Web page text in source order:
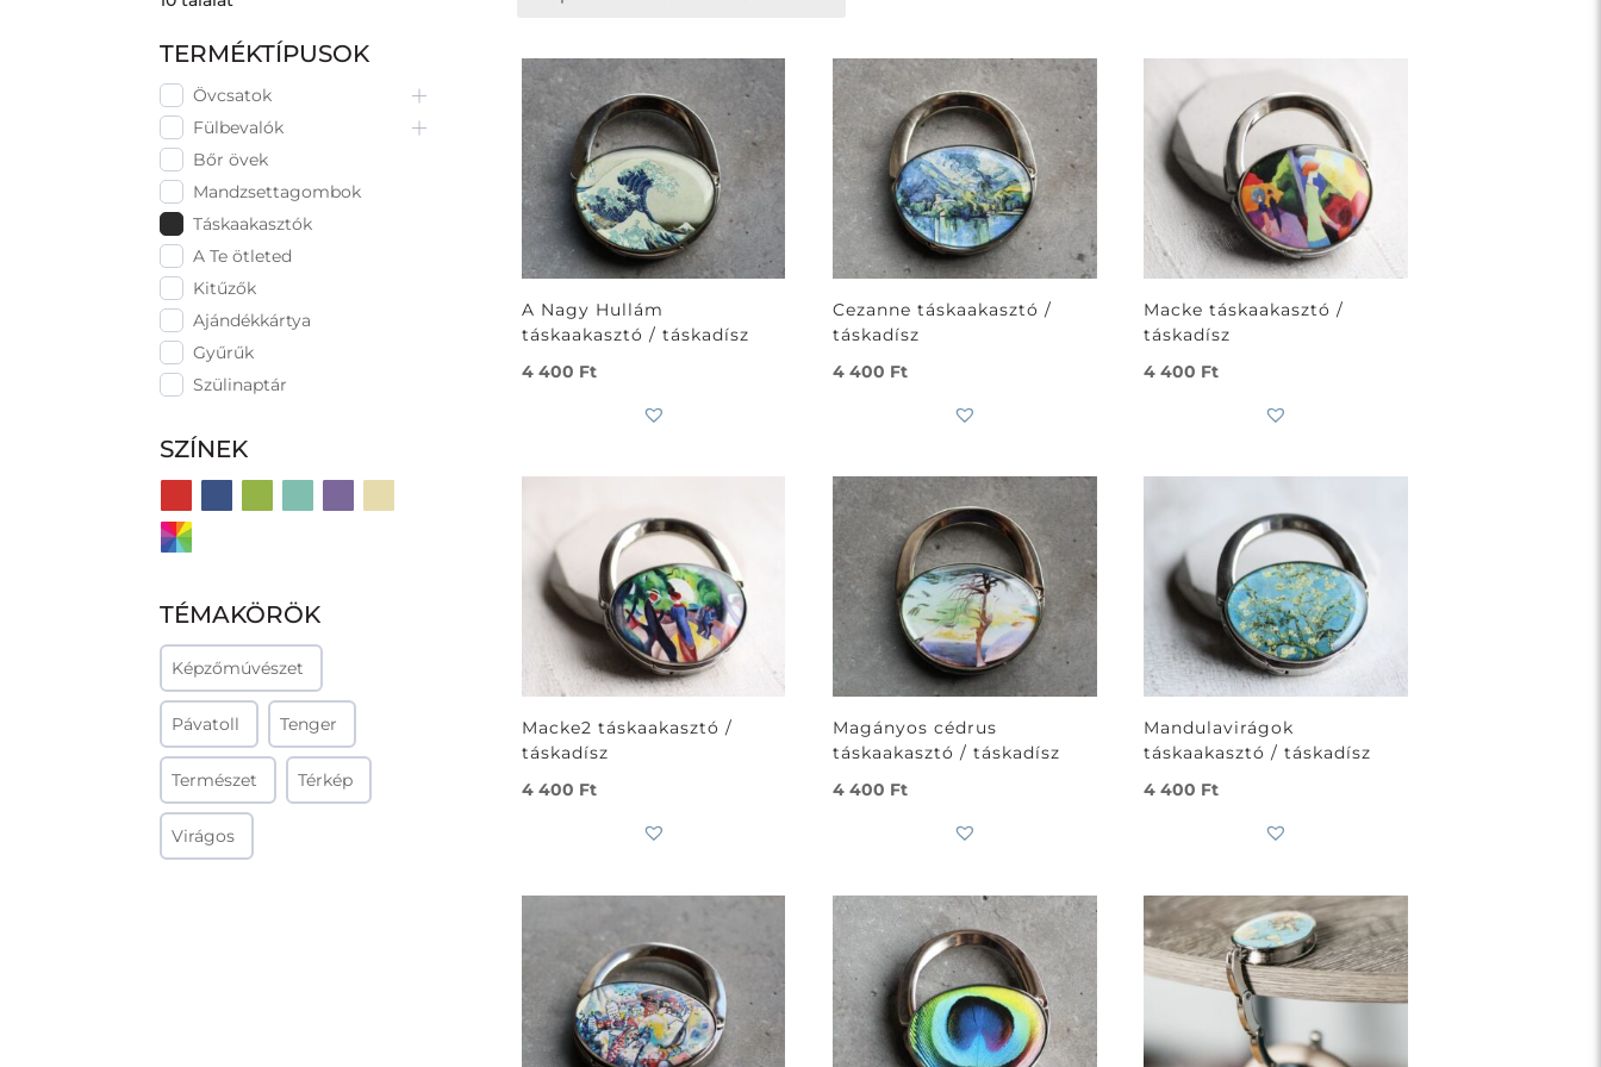
TERMÉKTÍPUSOK
Övcsatok
Fülbevalók
Bőr övek
Mandzsettagombok
Táskaakasztók
A Te ötleted
Kitűzők
Ajándékkártya
Gyűrűk
Szülinaptár
SZÍNEK
TÉMAKÖRÖK
Képzőmúvészet
Pávatoll Tenger
Természet Térkép
Virágos
A Nagy Hullám
táskaakasztó / táskadísz
4 400 Ft
Cezanne táskaakasztó /
táskadísz
4 400 Ft
Macke táskaakasztó /
táskadísz
4 400 Ft
Macke2 táskaakasztó /
táskadísz
4 400 Ft
Magányos cédrus
táskaakasztó / táskadísz
4 400 Ft
Mandulavirágok
táskaakasztó / táskadísz
4 400 Ft